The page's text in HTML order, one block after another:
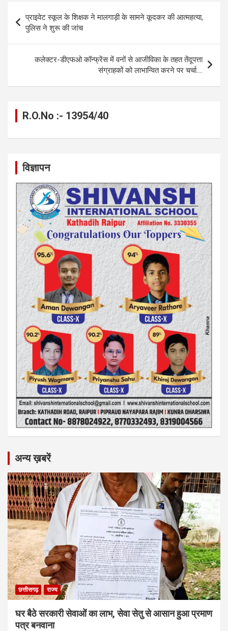
o
o
k
g
er
A
p
p
a
m
n
k
navigation
प्राइवेट स्कूल के शिक्षक ने मालगाड़ी के सामने कूदकर की आत्महत्या,
पुलिस ने शुरू की जांच
कलेक्टर-डीएफओ कॉन्फ्रेंस में वनों से आजीविका के तहत तेंदूपत्ता
संग्राहकों को लाभान्वित करने पर चर्चा….
R.O.No :- 13954/40
विज्ञापन
अन्य ख़बरें
छत्तीसगढ़ राज्य
घर बैठे सरकारी सेवाओं का लाभ, सेवा सेतु से आसान हुआ प्रमाण
पत्र बनवाना